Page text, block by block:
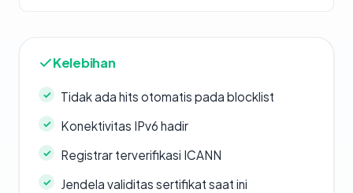
Kelebihan
Tidak ada hits otomatis pada blocklist
Konektivitas IPv6 hadir
Registrar terverifikasi ICANN
Jendela validitas sertifikat saat ini